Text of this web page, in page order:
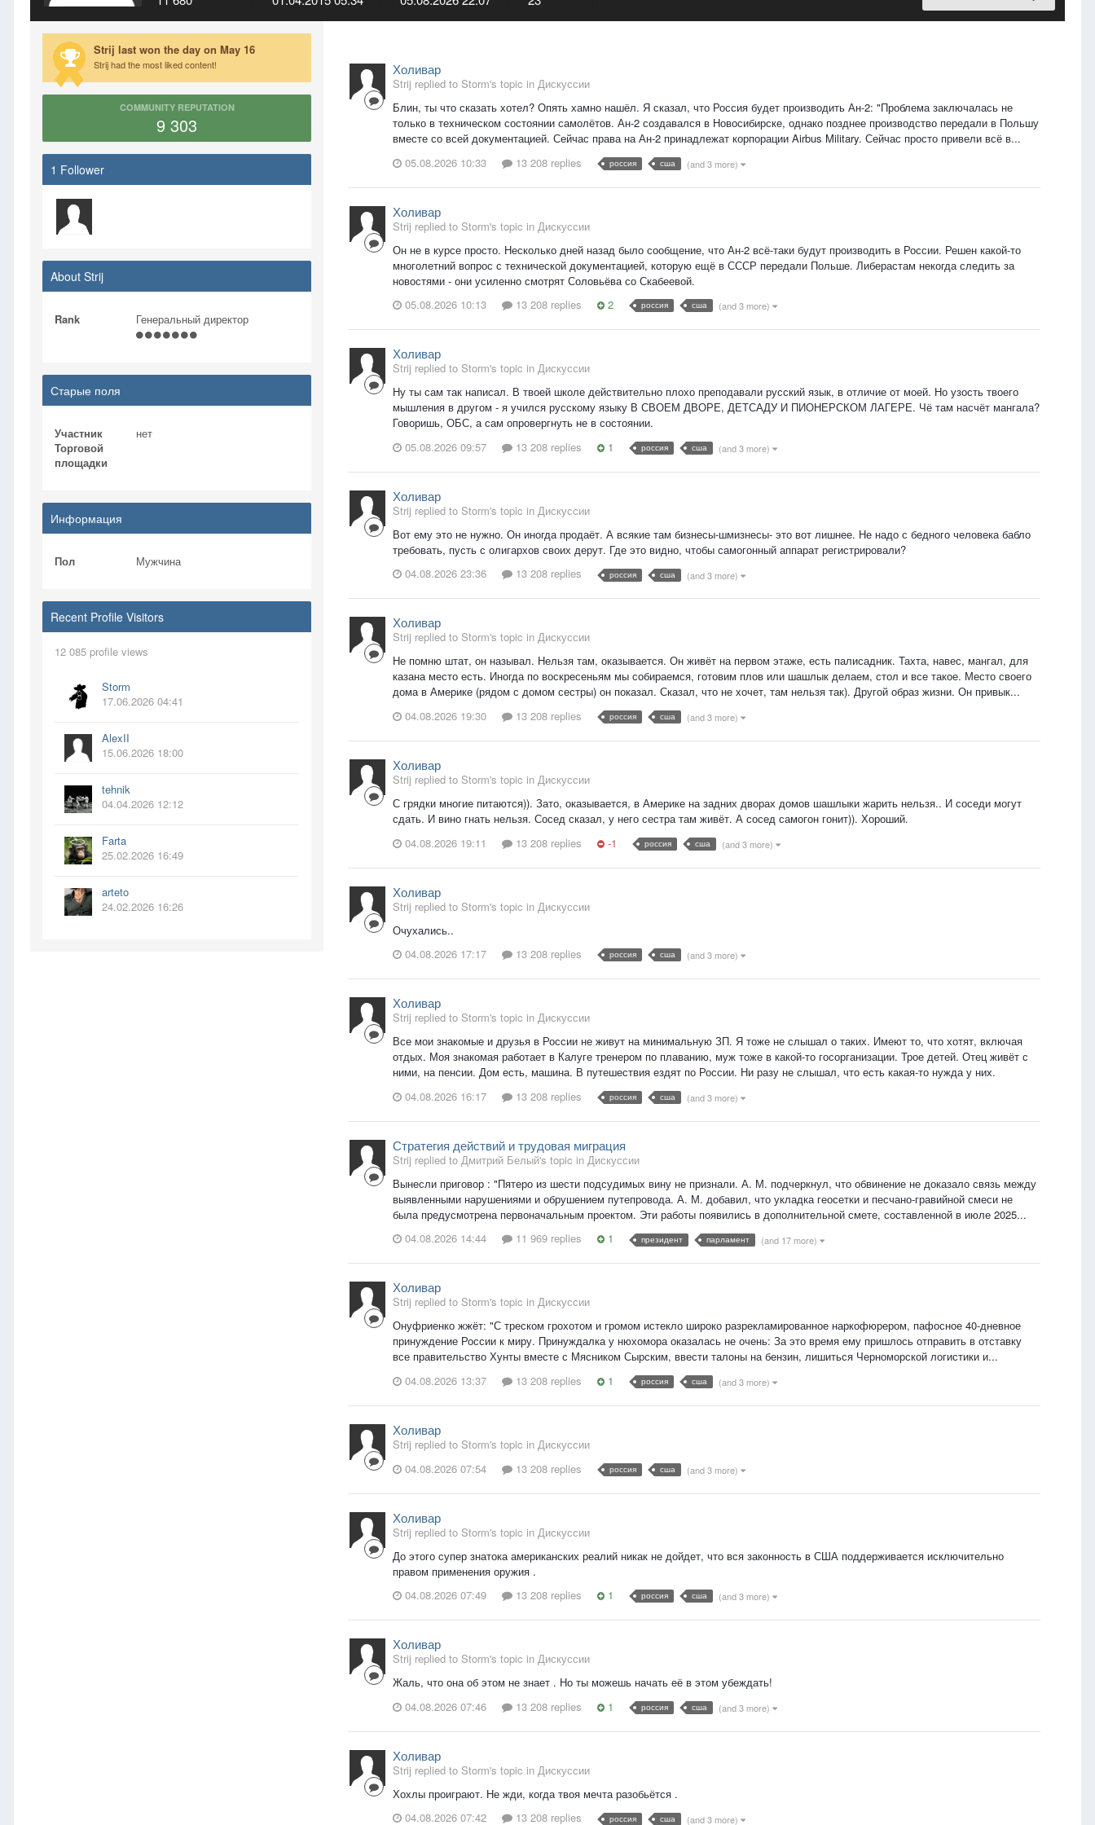
Strij last won the day on May 16
Strij had the most liked content!
COMMUNITY REPUTATION
9 303
1 Follower
About Strij
Rank Генеральный директор
Старые поля
Участник
Торговой
площадки
нет
Информация
Пол Мужчина
Recent Profile Visitors
12 085 profile views
Storm
17.06.2026 04:41
AlexII
15.06.2026 18:00
tehnik
04.04.2026 12:12
Farta
25.02.2026 16:49
arteto
24.02.2026 16:26
Холивар
Strij replied to Storm's topic in Дискуссии
Блин, ты что сказать хотел? Опять хамно нашёл. Я сказал, что Россия будет производить Ан-2: "Проблема заключалась не
только в техническом состоянии самолётов. Ан-2 создавался в Новосибирске, однако позднее производство передали в Польшу
вместе со всей документацией. Сейчас права на Ан-2 принадлежат корпорации Airbus Military. Сейчас просто привели всё в...
05.08.2026 10:33
13 208 replies россия сша (and 3 more)
Холивар
Strij replied to Storm's topic in Дискуссии
Он не в курсе просто. Несколько дней назад было сообщение, что Ан-2 всё-таки будут производить в России. Решен какой-то
многолетний вопрос с технической документацией, которую ещё в СССР передали Польше. Либерастам некогда следить за
новостями - они усиленно смотрят Соловьёва со Скабеевой.
05.08.2026 10:13
13 208 replies 2 россия сша (and 3 more)
Холивар
Strij replied to Storm's topic in Дискуссии
Ну ты сам так написал. В твоей школе действительно плохо преподавали русский язык, в отличие от моей. Но узость твоего
мышления в другом - я учился русскому языку В СВОЕМ ДВОРЕ, ДЕТСАДУ И ПИОНЕРСКОМ ЛАГЕРЕ. Чё там насчёт мангала?
Говоришь, ОБС, а сам опровергнуть не в состоянии.
05.08.2026 09:57
13 208 replies 1 россия сша (and 3 more)
Холивар
Strij replied to Storm's topic in Дискуссии
Вот ему это не нужно. Он иногда продаёт. А всякие там бизнесы-шмизнесы- это вот лишнее. Не надо с бедного человека бабло
требовать, пусть с олигархов своих дерут. Где это видно, чтобы самогонный аппарат регистрировали?
04.08.2026 23:36
13 208 replies россия сша (and 3 more)
Холивар
Strij replied to Storm's topic in Дискуссии
Не помню штат, он называл. Нельзя там, оказывается. Он живёт на первом этаже, есть палисадник. Тахта, навес, мангал, для
казана место есть. Иногда по воскресеньям мы собираемся, готовим плов или шашлык делаем, стол и все такое. Место своего
дома в Америке (рядом с домом сестры) он показал. Сказал, что не хочет, там нельзя так). Другой образ жизни. Он привык...
04.08.2026 19:30
13 208 replies россия сша (and 3 more)
Холивар
Strij replied to Storm's topic in Дискуссии
С грядки многие питаются)). Зато, оказывается, в Америке на задних дворах домов шашлыки жарить нельзя.. И соседи могут
сдать. И вино гнать нельзя. Сосед сказал, у него сестра там живёт. А сосед самогон гонит)). Хороший.
04.08.2026 19:11
13 208 replies -1 россия сша (and 3 more)
Холивар
Strij replied to Storm's topic in Дискуссии
Очухались..
04.08.2026 17:17
13 208 replies россия сша (and 3 more)
Холивар
Strij replied to Storm's topic in Дискуссии
Все мои знакомые и друзья в России не живут на минимальную ЗП. Я тоже не слышал о таких. Имеют то, что хотят, включая
отдых. Моя знакомая работает в Калуге тренером по плаванию, муж тоже в какой-то госорганизации. Трое детей. Отец живёт с
ними, на пенсии. Дом есть, машина. В путешествия ездят по России. Ни разу не слышал, что есть какая-то нужда у них.
04.08.2026 16:17
13 208 replies россия сша (and 3 more)
Стратегия действий и трудовая миграция
Strij replied to Дмитрий Белый's topic in Дискуссии
Вынесли приговор : "Пятеро из шести подсудимых вину не признали. А. М. подчеркнул, что обвинение не доказало связь между
выявленными нарушениями и обрушением путепровода. А. М. добавил, что укладка геосетки и песчано-гравийной смеси не
была предусмотрена первоначальным проектом. Эти работы появились в дополнительной смете, составленной в июле 2025...
04.08.2026 14:44
11 969 replies 1 президент парламент (and 17 more)
Холивар
Strij replied to Storm's topic in Дискуссии
Онуфриенко жжёт: "С треском грохотом и громом истекло широко разрекламированное наркофюрером, пафосное 40-дневное
принуждение России к миру. Принуждалка у нюхомора оказалась не очень: За это время ему пришлось отправить в отставку
все правительство Хунты вместе с Мясником Сырским, ввести талоны на бензин, лишиться Черноморской логистики и...
04.08.2026 13:37
13 208 replies 1 россия сша (and 3 more)
Холивар
Strij replied to Storm's topic in Дискуссии
04.08.2026 07:54
13 208 replies россия сша (and 3 more)
Холивар
Strij replied to Storm's topic in Дискуссии
До этого супер знатока американских реалий никак не дойдет, что вся законность в США поддерживается исключительно
правом применения оружия .
04.08.2026 07:49
13 208 replies 1 россия сша (and 3 more)
Холивар
Strij replied to Storm's topic in Дискуссии
Жаль, что она об этом не знает . Но ты можешь начать её в этом убеждать!
04.08.2026 07:46
13 208 replies 1 россия сша (and 3 more)
Холивар
Strij replied to Storm's topic in Дискуссии
Хохлы проиграют. Не жди, когда твоя мечта разобьётся .
04.08.2026 07:42
13 208 replies россия сша (and 3 more)